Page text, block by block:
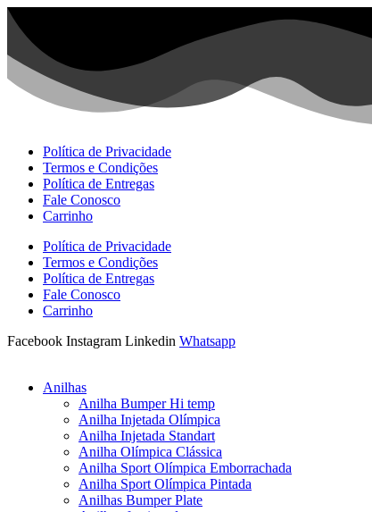
Ir
para
conteúdo
Política de Privacidade
Termos e Condições
Política de Entregas
Fale Conosco
Carrinho
Política de Privacidade
Termos e Condições
Política de Entregas
Fale Conosco
Carrinho
Facebook Instagram Linkedin Whatsapp
Anilhas
Anilha Bumper Hi temp
Anilha Injetada Olímpica
Anilha Injetada Standart
Anilha Olímpica Clássica
Anilha Sport Olímpica Emborrachada
Anilha Sport Olímpica Pintada
Anilhas Bumper Plate